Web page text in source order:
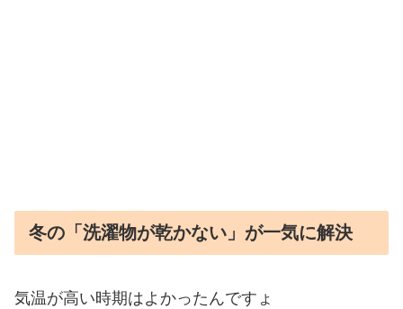
冬の「洗濯物が乾かない」が一気に解決
気温が高い時期はよかったんですょ